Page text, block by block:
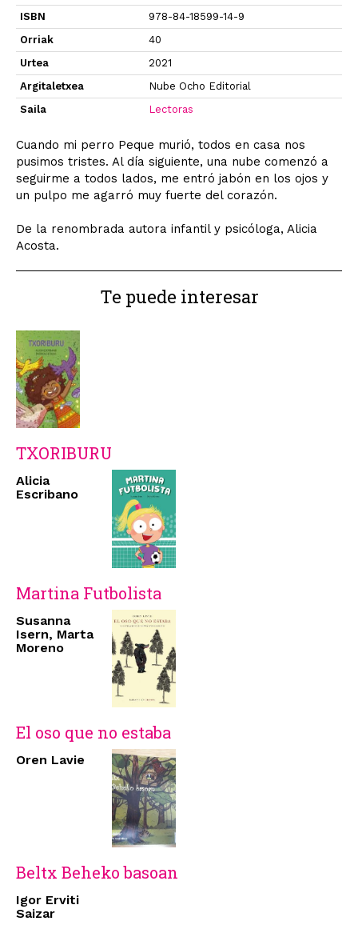
ISBN
978-84-18599-14-9
Orriak
40
Urtea
2021
Argitaletxea
Nube Ocho Editorial
Saila
Lectoras
Cuando mi perro Peque murió, todos en casa nos
pusimos tristes. Al día siguiente, una nube comenzó a
seguirme a todos lados, me entró jabón en los ojos y
un pulpo me agarró muy fuerte del corazón.
De la renombrada autora infantil y psicóloga, Alicia
Acosta.
Te puede interesar
TXORIBURU
Alicia
Escribano
Martina Futbolista
Susanna
Isern, Marta
Moreno
El oso que no estaba
Oren Lavie
Beltx Beheko basoan
Igor Erviti
Saizar